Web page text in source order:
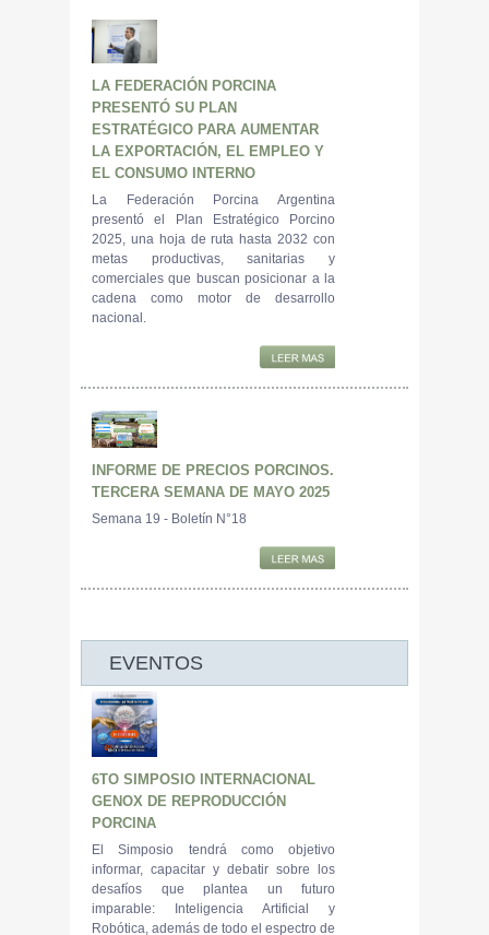
LA FEDERACIÓN PORCINA
PRESENTÓ SU PLAN
ESTRATÉGICO PARA AUMENTAR
LA EXPORTACIÓN, EL EMPLEO Y
EL CONSUMO INTERNO
La Federación Porcina Argentina
presentó el Plan Estratégico Porcino
2025, una hoja de ruta hasta 2032 con
metas productivas, sanitarias y
comerciales que buscan posicionar a la
cadena como motor de desarrollo
nacional.
INFORME DE PRECIOS PORCINOS.
TERCERA SEMANA DE MAYO 2025
Semana 19 - Boletín N°18
EVENTOS
6TO SIMPOSIO INTERNACIONAL
GENOX DE REPRODUCCIÓN
PORCINA
El Simposio tendrá como objetivo
informar, capacitar y debatir sobre los
desafíos que plantea un futuro
imparable: Inteligencia Artificial y
Robótica, además de todo el espectro de